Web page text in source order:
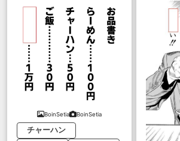
BoinSetia BoinSetia
チャーハン